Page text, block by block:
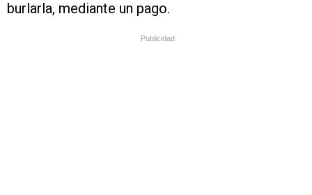
burlarla, mediante un pago.
Publicidad